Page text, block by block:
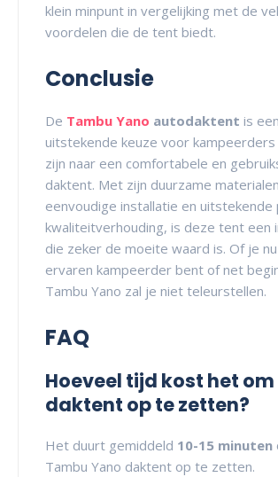
klein minpunt in vergelijking met de
voordelen die de tent biedt.
Conclusie
De Tambu Yano autodaktent is een
uitstekende keuze voor
zijn naar een comfortabele en
daktent. Met zijn duurzame
eenvoudige installatie en uitstekende
kwaliteitverhouding, is deze tent een
die zeker de moeite waard is. Of je
ervaren kampeerder bent of net
Tambu Yano zal je niet teleurstellen.
FAQ
Hoeveel tijd kost het
daktent op te zetten?
Het duurt gemiddeld 10-15 minuten
Tambu Yano daktent op te zetten.